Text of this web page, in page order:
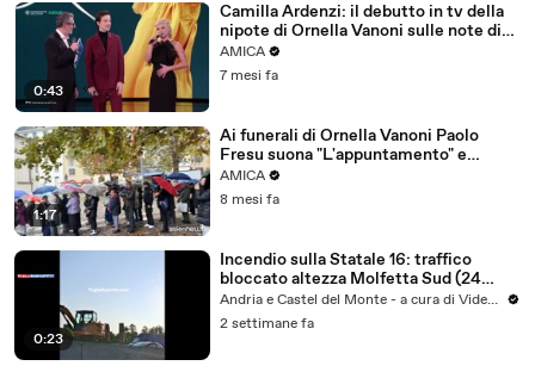
0:43
Camilla Ardenzi: il debutto in tv della
nipote di Ornella Vanoni sulle note di
"Senza fine"
AMICA
7 mesi fa
1:17
Ai funerali di Ornella Vanoni Paolo
Fresu suona "L'appuntamento" e
"Senza fine"
AMICA
8 mesi fa
0:23
Incendio sulla Statale 16: traffico
bloccato altezza Molfetta Sud (24
luglio 2026) - video
Andria e Castel del Monte - a cura di VideoAndria
2 settimane fa